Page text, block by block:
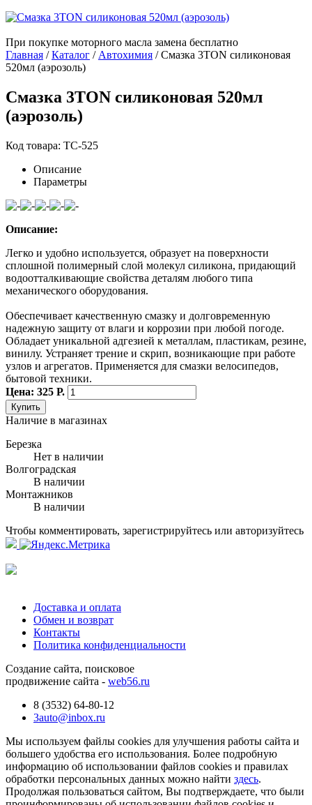
При покупке моторного масла замена бесплатно
Главная /Каталог / Автохимия /Смазка 3TON силиконовая
520мл (аэрозоль)
Смазка 3TON силиконовая 520мл
(аэрозоль)
Код товара: ТС-525
Описание
Параметры
Описание:
Легко и удобно используется, образует на поверхности
сплошной полимерный слой молекул силикона, придающий
водоотталкивающие свойства деталям любого типа
механического оборудования.
Обеспечивает качественную смазку и долговременную
надежную защиту от влаги и коррозии при любой погоде.
Обладает уникальной адгезией к металлам, пластикам, резине,
винилу. Устраняет трение и скрип, возникающие при работе
узлов и агрегатов. Применяется для смазки велосипедов,
бытовой техники.
Цена: 325 Р.
Купить
Наличие в магазинах
Березка
Нет в наличии
Волгоградская
В наличии
Монтажников
В наличии
Чтобы комментировать, зарегистрируйтесь или авторизуйтесь
Доставка и оплата
Обмен и возврат
Контакты
Политика конфиденциальности
Создание сайта, поисковое
продвижение сайта - web56.ru
8 (3532) 64-80-12
3auto@inbox.ru
Мы используем файлы cookies для улучшения работы сайта и
большего удобства его использования. Более подробную
информацию об использовании файлов cookies и правилах
обработки персональных данных можно найти здесь.
Продолжая пользоваться сайтом, Вы подтверждаете, что были